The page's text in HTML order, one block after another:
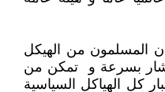
المسلمون من الهيكل
بسرعة و تمكن من
كل الهياكل السياسية